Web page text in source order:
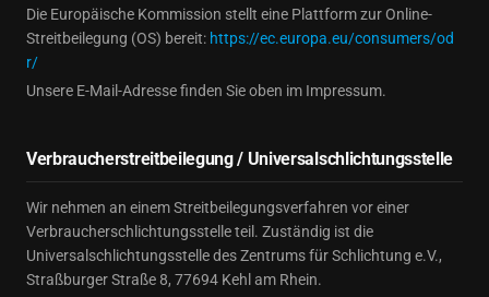
Die Europäische Kommission stellt eine Plattform zur Online-
Streitbeilegung (OS) bereit: https://ec.europa.eu/consumers/od
r/
Unsere E-Mail-Adresse finden Sie oben im Impressum.
Verbraucherstreitbeilegung / Universalschlichtungsstelle
Wir nehmen an einem Streitbeilegungsverfahren vor einer
Verbraucherschlichtungsstelle teil. Zuständig ist die
Universalschlichtungsstelle des Zentrums für Schlichtung e.V.,
Straßburger Straße 8, 77694 Kehl am Rhein.